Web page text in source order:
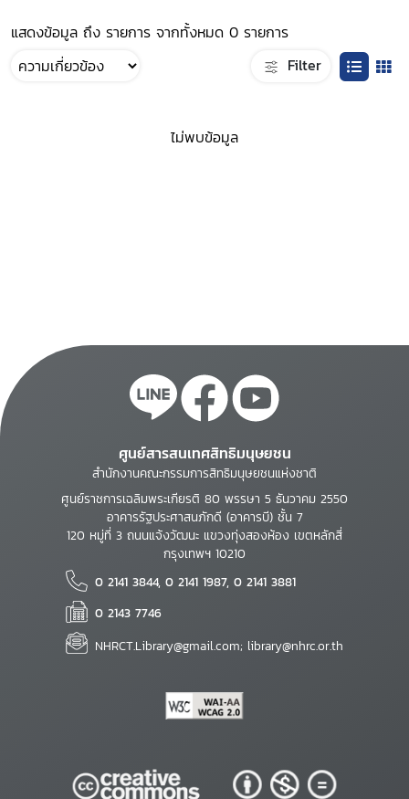
แสดงข้อมูล ถึง รายการ จากทั้งหมด 0 รายการ
Filter
ไม่พบข้อมูล
ศูนย์สารสนเทศสิทธิมนุษยชน
สำนักงานคณะกรรมการสิทธิมนุษยชนแห่งชาติ
ศูนย์ราชการเฉลิมพระเกียรติ 80 พรรษา 5 ธันวาคม 2550
อาคารรัฐประศาสนภักดี (อาคารบี) ชั้น 7
120 หมู่ที่ 3 ถนนแจ้งวัฒนะ แขวงทุ่งสองห้อง เขตหลักสี่
กรุงเทพฯ 10210
0 2141 3844, 0 2141 1987, 0 2141 3881
0 2143 7746
NHRCT.Library@gmail.com; library@nhrc.or.th